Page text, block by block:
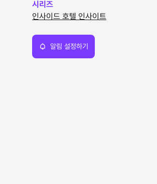
시리즈
인사이드 호텔 인사이트
알림 설정하기